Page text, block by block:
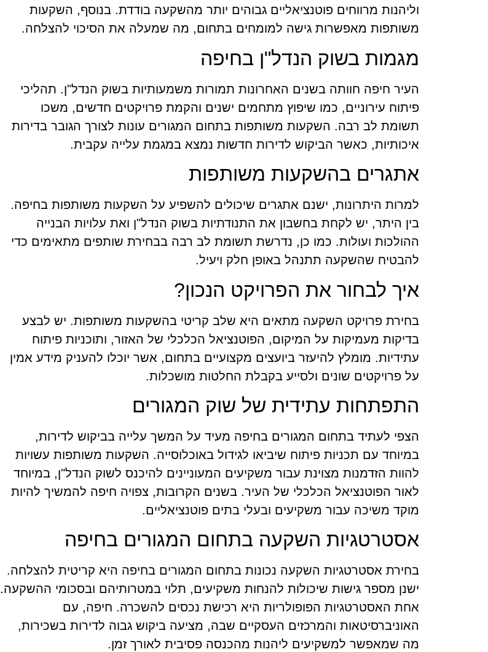
וליהנות מרווחים פוטנציאליים גבוהים יותר מהשקעה בודדת. בנוסף, השקעות
משותפות מאפשרות גישה למומחים בתחום, מה שמעלה את הסיכוי להצלחה.
מגמות בשוק הנדל"ן בחיפה
העיר חיפה חוותה בשנים האחרונות תמורות משמעותיות בשוק הנדל"ן. תהליכי
פיתוח עירוניים, כמו שיפוץ מתחמים ישנים והקמת פרויקטים חדשים, משכו
תשומת לב רבה. השקעות משותפות בתחום המגורים עונות לצורך הגובר בדירות
איכותיות, כאשר הביקוש לדירות חדשות נמצא במגמת עלייה עקבית.
אתגרים בהשקעות משותפות
למרות היתרונות, ישנם אתגרים שיכולים להשפיע על השקעות משותפות בחיפה.
בין היתר, יש לקחת בחשבון את התנודתיות בשוק הנדל"ן ואת עלויות הבנייה
ההולכות ועולות. כמו כן, נדרשת תשומת לב רבה בבחירת שותפים מתאימים כדי
להבטיח שהשקעה תתנהל באופן חלק ויעיל.
איך לבחור את הפרויקט הנכון?
בחירת פרויקט השקעה מתאים היא שלב קריטי בהשקעות משותפות. יש לבצע
בדיקות מעמיקות על המיקום, הפוטנציאל הכלכלי של האזור, ותוכניות פיתוח
עתידיות. מומלץ להיעזר ביועצים מקצועיים בתחום, אשר יוכלו להעניק מידע אמין
על פרויקטים שונים ולסייע בקבלת החלטות מושכלות.
התפתחות עתידית של שוק המגורים
הצפי לעתיד בתחום המגורים בחיפה מעיד על המשך עלייה בביקוש לדירות,
במיוחד עם תכניות פיתוח שיביאו לגידול באוכלוסייה. השקעות משותפות עשויות
להוות הזדמנות מצוינת עבור משקיעים המעוניינים להיכנס לשוק הנדל"ן, במיוחד
לאור הפוטנציאל הכלכלי של העיר. בשנים הקרובות, צפויה חיפה להמשיך להיות
מוקד משיכה עבור משקיעים ובעלי בתים פוטנציאליים.
אסטרטגיות השקעה בתחום המגורים בחיפה
בחירת אסטרטגיות השקעה נכונות בתחום המגורים בחיפה היא קריטית להצלחה.
ישנן מספר גישות שיכולות להנחות משקיעים, תלוי במטרותיהם ובסכומי ההשקעה.
אחת האסטרטגיות הפופולריות היא רכישת נכסים להשכרה. חיפה, עם
האוניברסיטאות והמרכזים העסקיים שבה, מציעה ביקוש גבוה לדירות בשכירות,
מה שמאפשר למשקיעים ליהנות מהכנסה פסיבית לאורך זמן.